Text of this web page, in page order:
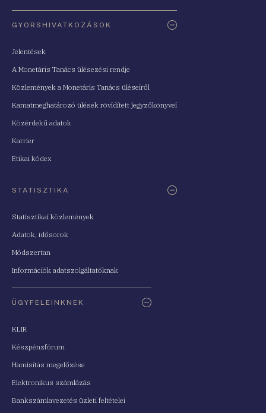
GYORSHIVATKOZÁSOK
Jelentések
A Monetáris Tanács ülésezési rendje
Közlemények a Monetáris Tanács üléseiről
Kamatmeghatározó ülések rövidített jegyzőkönyvei
Közérdekű adatok
Karrier
Etikai kódex
STATISZTIKA
Statisztikai közlemények
Adatok, idősorok
Módszertan
Információk adatszolgáltatóknak
ÜGYFELEINKNEK
KLIR
Készpénzfórum
Hamisítás megelőzése
Elektronikus számlázás
Bankszámlavezetés üzleti feltételei